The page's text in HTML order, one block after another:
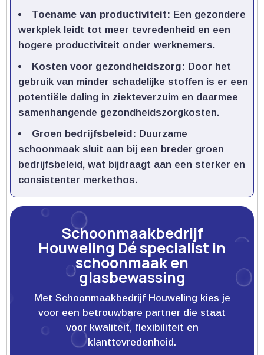
Toename van productiviteit: Een gezondere
werkplek leidt tot meer tevredenheid en een
hogere productiviteit onder werknemers.​
Kosten voor gezondheidszorg: Door het
gebruik van minder schadelijke stoffen is er een
potentiële daling in ziekteverzuim en daarmee
samenhangende gezondheidszorgkosten.​
Groen bedrijfsbeleid: Duurzame
schoonmaak sluit aan bij een breder groen
bedrijfsbeleid, wat bijdraagt aan een sterker en
consistenter merkethos.​
Schoonmaakbedrijf
Houweling Dé specialist in
schoonmaak en
glasbewassing
Met Schoonmaakbedrijf Houweling kies je
voor een betrouwbare partner die staat
voor kwaliteit, flexibiliteit en
klanttevredenheid.